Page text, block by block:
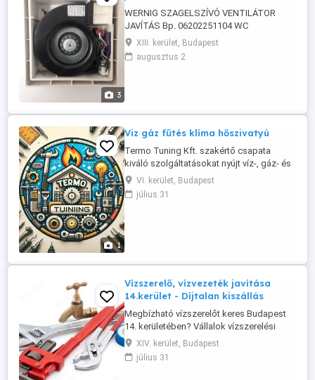
3
WERNIG SZAGELSZÍVÓ VENTILÁTOR
JAVÍTÁS Bp. 06202251104 WC
szagelszívó ventilátor javítása,
karbantartása, cseréje Pest megye. Halk
fürdőszoba párátlanító ventilátor
komplett légtechnikai ...
XIII. kerület, Budapest
augusztus 2
1
Viz gáz fűtés klíma hőszivatyú
Termo Tuning Kft. szakértő csapata
kiváló szolgáltatásokat nyújt víz-, gáz- és
fűtésrendszerek javításában, valamint
gázkészülékek és klímák telepítésében.
**Víz-, gáz-, fűtés javítás:** - Gyors és
VI. kerület, Budapest
július 31
Vízszerelő, vízvezeték javítása
14.kerület - Díjtalan kiszállás
Megbízható vízszerelőt keres Budapest
14. kerületében? Vállalok vízszerelési
munkákat 14.ker (Zugló) teljes területén,
gyors kiszállással, korrekt árakon.
Szolgáltatások a 14. kerületben: Csőtörés
XIV. kerület, Budapest
július 31